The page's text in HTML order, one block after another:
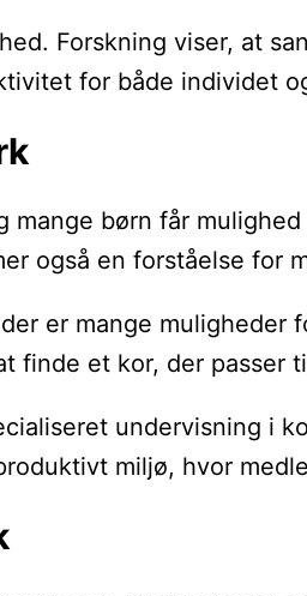
Forskning viser, at
for både individet
børn får
også en forståelse for
er mange
finde et kor, der passer
undervisning
miljø, hvor